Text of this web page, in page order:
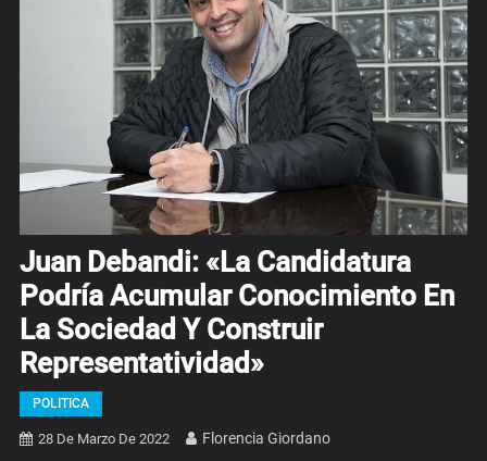
Juan Debandi: «La Candidatura
Podría Acumular Conocimiento En
La Sociedad Y Construir
Representatividad»
POLITICA
28 De Marzo De 2022 Florencia Giordano